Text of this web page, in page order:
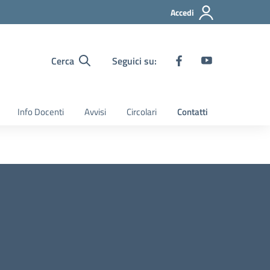
Accedi
Cerca Seguici su:
Info Docenti Avvisi Circolari Contatti